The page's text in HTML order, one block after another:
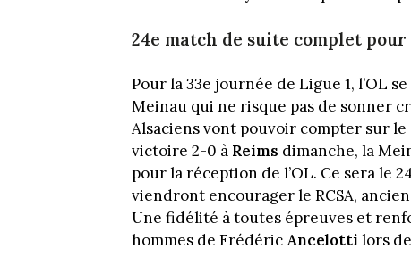
24e match de suite complet
Pour la 33e journée de Ligue 1, l’OL
Meinau qui ne risque pas de sonner
Alsaciens vont pouvoir compter sur
victoire 2-0 à Reims dimanche, la
pour la réception de l’OL. Ce sera le
viendront encourager le RCSA,
Une fidélité à toutes épreuves et
hommes de Frédéric Ancelotti lors